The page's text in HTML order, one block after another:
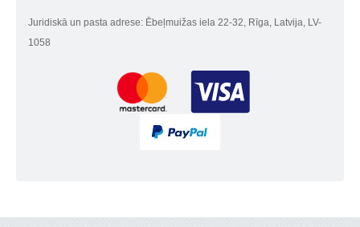
Juridiskā un pasta adrese: Ēbeļmuižas iela 22-32, Rīga, Latvija, LV-
1058